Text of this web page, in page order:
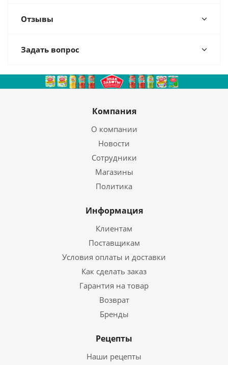
Отзывы
Задать вопрос
Компания
О компании
Новости
Сотрудники
Магазины
Политика
Информация
Клиентам
Поставщикам
Условия оплаты и доставки
Как сделать заказ
Гарантия на товар
Возврат
Бренды
Рецепты
Наши рецепты